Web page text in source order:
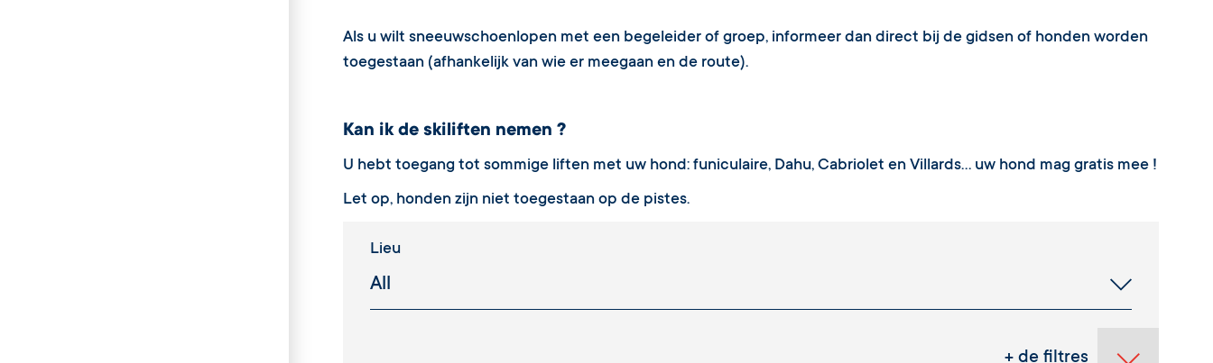
Als u wilt sneeuwschoenlopen met een begeleider of groep, informeer dan direct bij de gidsen of honden worden
toegestaan (afhankelijk van wie er meegaan en de route).
Kan ik de skiliften nemen ?
U hebt toegang tot sommige liften met uw hond: funiculaire, Dahu, Cabriolet en Villards… uw hond mag gratis mee !
Let op, honden zijn niet toegestaan op de pistes.
Lieu
+ de filtres